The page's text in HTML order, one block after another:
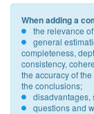
When adding a
the relevance
general
completeness,
consistency,
the accuracy of
the conclusions;
disadvantages,
questions and